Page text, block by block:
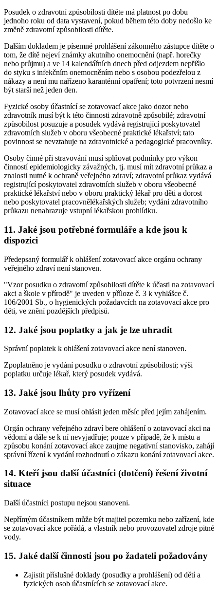
Posudek o zdravotní způsobilosti dítěte má platnost po dobu
jednoho roku od data vystavení, pokud během této doby nedošlo ke
změně zdravotní způsobilosti dítěte.
Dalším dokladem je písemné prohlášení zákonného zástupce dítěte o
tom, že dítě nejeví známky akutního onemocnění (např. horečky
nebo průjmu) a ve 14 kalendářních dnech před odjezdem nepřišlo
do styku s infekčním onemocněním nebo s osobou podezřelou z
nákazy a není mu nařízeno karanténní opatření; toto potvrzení nesmí
být starší než jeden den.
Fyzické osoby účastnící se zotavovací akce jako dozor nebo
zdravotník musí být k této činnosti zdravotně způsobilé; zdravotní
způsobilost posuzuje a posudek vydává registrující poskytovatel
zdravotních služeb v oboru všeobecné praktické lékařství; tato
povinnost se nevztahuje na zdravotnické a pedagogické pracovníky.
Osoby činné při stravování musí splňovat podmínky pro výkon
činností epidemiologicky závažných, tj. musí mít zdravotní průkaz a
znalosti nutné k ochraně veřejného zdraví; zdravotní průkaz vydává
registrující poskytovatel zdravotních služeb v oboru všeobecné
praktické lékařství nebo v oboru praktický lékař pro děti a dorost
nebo poskytovatel pracovnělékařských služeb; vydání zdravotního
průkazu nenahrazuje vstupní lékařskou prohlídku.
11. Jaké jsou potřebné formuláře a kde jsou k
dispozici
Předepsaný formulář k ohlášení zotavovací akce orgánu ochrany
veřejného zdraví není stanoven.
"Vzor posudku o zdravotní způsobilosti dítěte k účasti na zotavovací
akci a škole v přírodě" je uveden v příloze č. 3 k vyhlášce č.
106/2001 Sb., o hygienických požadavcích na zotavovací akce pro
děti, ve znění pozdějších předpisů.
12. Jaké jsou poplatky a jak je lze uhradit
Správní poplatek k ohlášení zotavovací akce není stanoven.
Zpoplatněno je vydání posudku o zdravotní způsobilosti; výši
poplatku určuje lékař, který posudek vydává.
13. Jaké jsou lhůty pro vyřízení
Zotavovací akce se musí ohlásit jeden měsíc před jejím zahájením.
Orgán ochrany veřejného zdraví bere ohlášení o zotavovací akci na
vědomí a dále se k ní nevyjadřuje; pouze v případě, že k místu a
způsobu konání zotavovací akce zaujme negativní stanovisko, zahájí
správní řízení k vydání rozhodnutí o zákazu konání zotavovací akce.
14. Kteří jsou další účastníci (dotčení) řešení životní
situace
Další účastníci postupu nejsou stanoveni.
Nepřímým účastníkem může být majitel pozemku nebo zařízení, kde
se zotavovací akce pořádá, a vlastník nebo provozovatel zdroje pitné
vody.
15. Jaké další činnosti jsou po žadateli požadovány
Zajistit příslušné doklady (posudky a prohlášení) od dětí a
fyzických osob účastnících se zotavovací akce.